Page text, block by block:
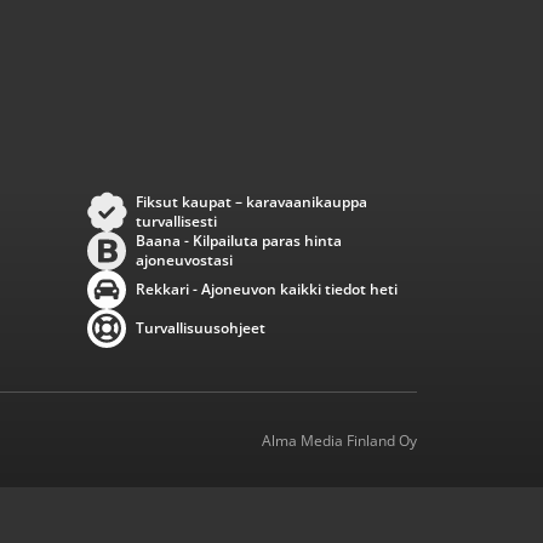
Fiksut kaupat – karavaanikauppa
turvallisesti
Baana - Kilpailuta paras hinta
ajoneuvostasi
Rekkari - Ajoneuvon kaikki tiedot heti
Turvallisuusohjeet
Alma Media Finland Oy